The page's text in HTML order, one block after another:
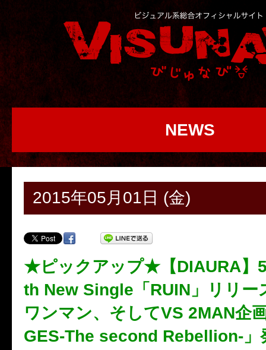
NEWS
2015年05月01日 (金)
★ピックアップ★【DIAURA
th New Single「RUIN」リリー
ワンマン、そしてVS 2MAN企
GES-The second Rebellion-」